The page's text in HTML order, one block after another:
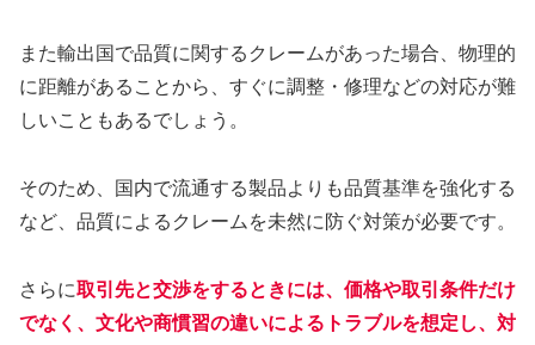
また輸出国で品質に関するクレームがあった場合、物理的
に距離があることから、すぐに調整・修理などの対応が難
しいこともあるでしょう。
そのため、国内で流通する製品よりも品質基準を強化する
など、品質によるクレームを未然に防ぐ対策が必要です。
さらに取引先と交渉をするときには、価格や取引条件だけ
でなく、文化や商慣習の違いによるトラブルを想定し、対